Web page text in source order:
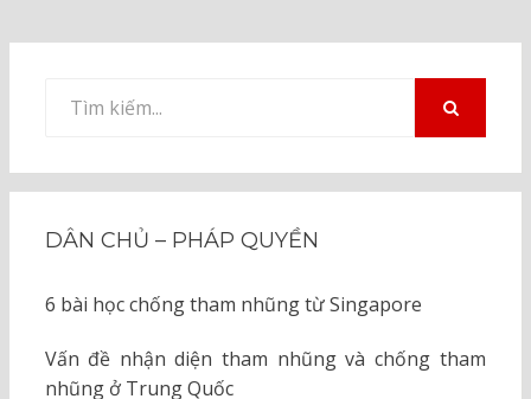
kiếm
DÂN CHỦ – PHÁP QUYỀN
6 bài học chống tham nhũng từ Singapore
Vấn đề nhận diện tham nhũng và chống tham
nhũng ở Trung Quốc